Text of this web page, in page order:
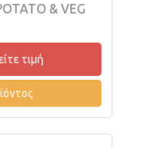
& VEG
τιμή